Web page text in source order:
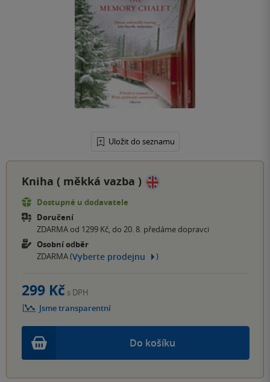
Uložit do seznamu
Kniha ( měkká vazba )
Dostupné u dodavatele
Doručení
ZDARMA od 1299 Kč, do 20. 8. předáme dopravci
Osobní odběr
ZDARMA (Vyberte prodejnu )
Do košíku
299 Kč s DPH
Jsme transparentní